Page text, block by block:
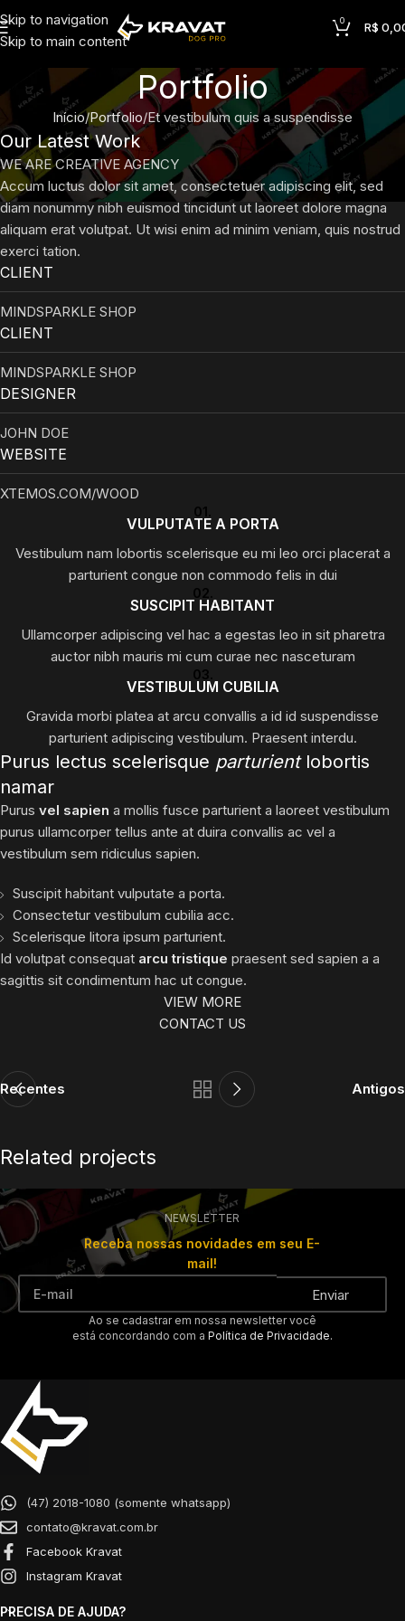
Skip to navigation
Skip to main content
0 R$
Portfolio
Início Portfolio Et vestibulum quis a suspendisse
Our Latest Work
WE ARE CREATIVE AGENCY
Accum luctus dolor sit amet, consectetuer adipiscing elit, sed
diam nonummy nibh euismod tincidunt ut laoreet dolore magna
aliquam erat volutpat. Ut wisi enim ad minim veniam, quis nostrud
exerci tation.
CLIENT
MINDSPARKLE SHOP
CLIENT
MINDSPARKLE SHOP
DESIGNER
JOHN DOE
WEBSITE
XTEMOS.COM/WOOD
01.
VULPUTATE A PORTA
Vestibulum nam lobortis scelerisque eu mi leo orci placerat a
parturient congue non commodo felis in dui
02.
SUSCIPIT HABITANT
Ullamcorper adipiscing vel hac a egestas leo in sit pharetra
auctor nibh mauris mi cum curae nec nasceturam
03.
VESTIBULUM CUBILIA
Gravida morbi platea at arcu convallis a id id suspendisse
parturient adipiscing vestibulum. Praesent interdu.
Purus lectus scelerisque parturientlobortis
namar
Purus vel sapien a mollis fusce parturient a laoreet vestibulum
purus ullamcorper tellus ante at duira convallis ac vel a
vestibulum sem ridiculus sapien.
Suscipit habitant vulputate a porta.
Consectetur vestibulum cubilia acc.
Scelerisque litora ipsum parturient.
Id volutpat consequat arcu tristique praesent sed sapien a a
sagittis sit condimentum hac ut congue.
VIEW MORE
CONTACT US
Recentes Antigos
Related projects
Decor
Rhoncus quisque sollicitudin
NEWSLETTER
Receba nossas novidades em seu E-
mail!
Enviar
Ao se cadastrar em nossa newsletter você
está concordando com a Política de Privacidade.
(47) 2018-1080 (somente whatsapp)
contato@kravat.com.br
Facebook Kravat
Instagram Kravat
PRECISA DE AJUDA?